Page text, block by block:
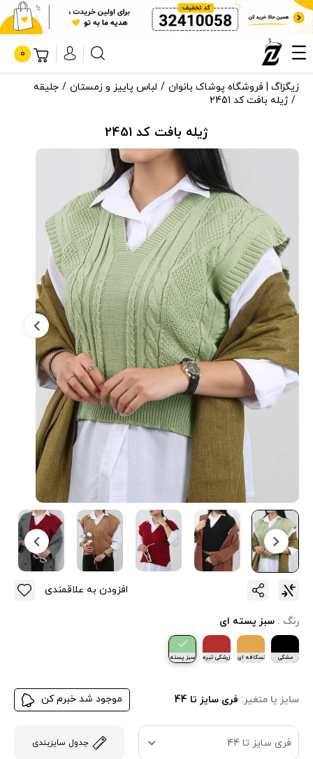
0
زیگزاگ | فروشگاه پوشاک بانوان لباس پاییز و زمستان
جلیقه
ژیله بافت کد 2451
رنگ : سبز پسته ای
مشکی نسکافه ای زرشکی تیره
سبز پسته
سایز یا متغیر: فری سایز تا 44 موجود شد خبرم کن
فری سایز تا 44 جدول سایزبندی
ژیله بافت کد 2451
افزودن به علاقمندی